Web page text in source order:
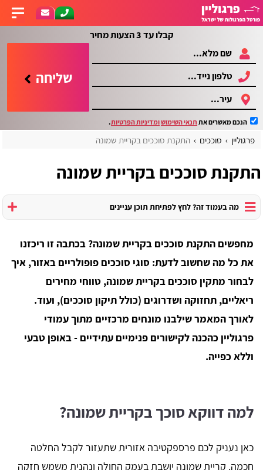
קבלו עד 3 הצעות מחיר
שליחה
הנכם מאשרים את תנאי השימושומדיניות הפרטיות.
פרגוליין סוככים התקנת סוככים בקריית שמונה
התקנת סוככים בקריית שמונה
מה בעמוד זה? לחץ לפתיחת תוכן עניינים
מחפשים התקנת סוככים בקריית שמונה? בכתבה זו ריכזנו
את כל מה שחשוב לדעת: סוגי סוככים פופולריים באזור, איך
לבחור מתקין סוככים בקריית שמונה, טווחי מחירים
ריאליים, תחזוקה ושדרוגים (כולל תיקון סוככים), ועוד.
לאורך המאמר שילבנו מונחים מרכזיים מתוך עמודי
פרגוליין כהכנה לקישורים פנימיים עתידיים - באופן טבעי
וללא כפייה.
למה דווקא סוכך בקריית שמונה?
כאן נעניק לכם פרספקטיבה אזורית שתעזור לקבל החלטה
חכמה. קריית שמונה יושבת בעמק החולה ונהנית משמש חזקה